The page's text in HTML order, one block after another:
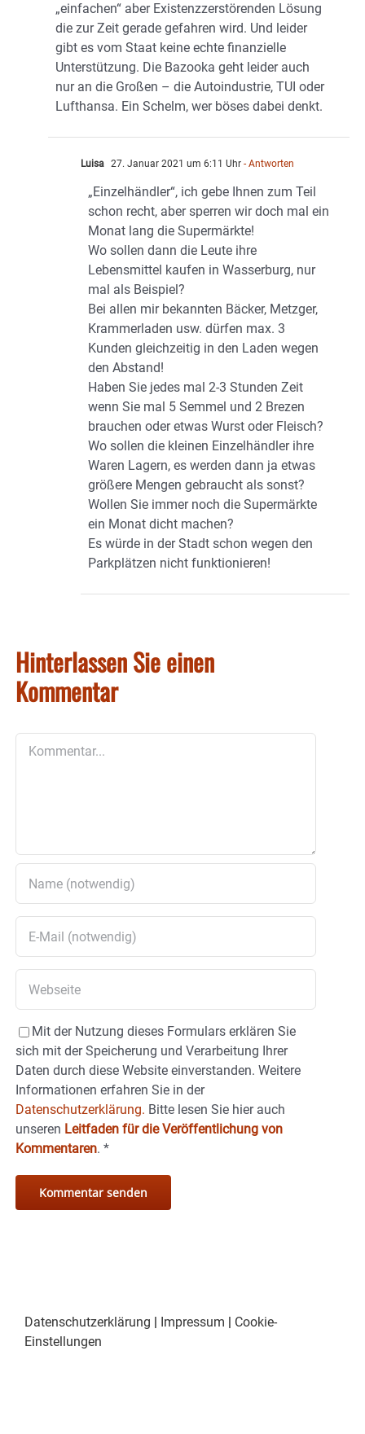
„einfachen“ aber Existenzzerstörenden Lösung
die zur Zeit gerade gefahren wird. Und leider
gibt es vom Staat keine echte finanzielle
Unterstützung. Die Bazooka geht leider auch
nur an die Großen – die Autoindustrie, TUI oder
Lufthansa. Ein Schelm, wer böses dabei denkt.
Luisa 27. Januar 2021 um 6:11 Uhr - Antworten
„Einzelhändler“, ich gebe Ihnen zum Teil
schon recht, aber sperren wir doch mal ein
Monat lang die Supermärkte!
Wo sollen dann die Leute ihre
Lebensmittel kaufen in Wasserburg, nur
mal als Beispiel?
Bei allen mir bekannten Bäcker, Metzger,
Krammerladen usw. dürfen max. 3
Kunden gleichzeitig in den Laden wegen
den Abstand!
Haben Sie jedes mal 2-3 Stunden Zeit
wenn Sie mal 5 Semmel und 2 Brezen
brauchen oder etwas Wurst oder Fleisch?
Wo sollen die kleinen Einzelhändler ihre
Waren Lagern, es werden dann ja etwas
größere Mengen gebraucht als sonst?
Wollen Sie immer noch die Supermärkte
ein Monat dicht machen?
Es würde in der Stadt schon wegen den
Parkplätzen nicht funktionieren!
Hinterlassen Sie einen
Kommentar
Mit der Nutzung dieses Formulars erklären Sie
sich mit der Speicherung und Verarbeitung Ihrer
Daten durch diese Website einverstanden. Weitere
Informationen erfahren Sie in der
Datenschutzerklärung. Bitte lesen Sie hier auch
unseren Leitfaden für die Veröffentlichung von
Kommentaren. *
Datenschutzerklärung Impressum
Cookie-
Einstellungen